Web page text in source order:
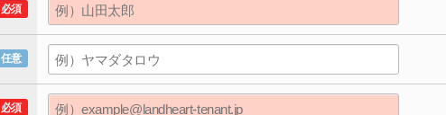
必須
任意
必須